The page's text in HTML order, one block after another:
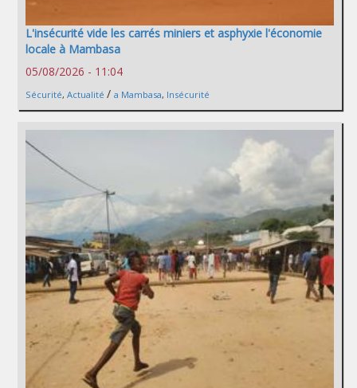
L'insécurité vide les carrés miniers et asphyxie l'économie
locale à Mambasa
05/08/2026 - 11:04
Sécurité, Actualité / a Mambasa, Insécurité